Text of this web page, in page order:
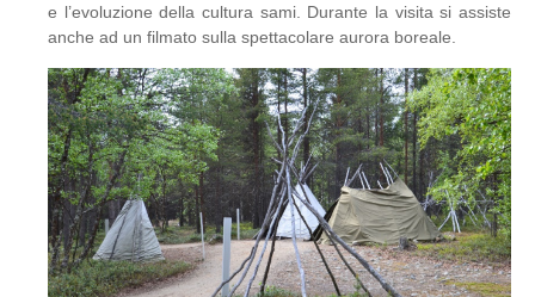
e l’evoluzione della cultura sami. Durante la visita si assiste
anche ad un filmato sulla spettacolare aurora boreale.